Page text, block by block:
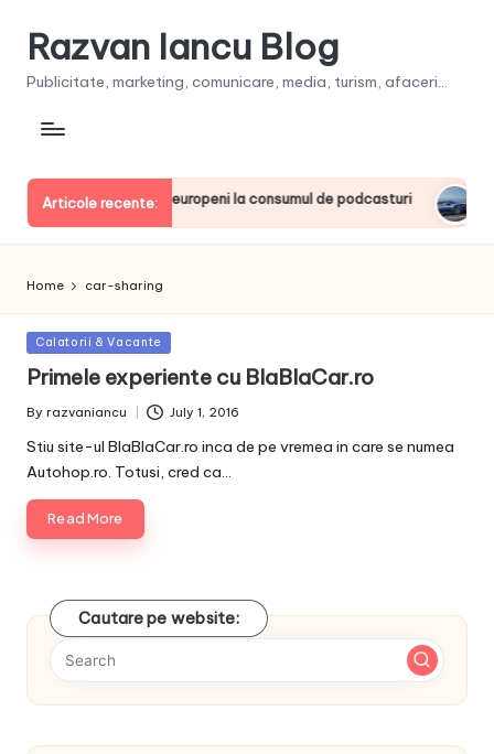
Razvan Iancu Blog
Publicitate, marketing, comunicare, media, turism, afaceri...
Articole recente:
printre liderii europeni la consumul de podcasturi
June
Home car-sharing
Posted
Calatorii & Vacante
Primele experiente cu BlaBlaCar.ro
Posted
By razvaniancu July 1, 2016
Stiu site-ul BlaBlaCar.ro inca de pe vremea in care se numea
Autohop.ro. Totusi, cred ca…
Read More
Cautare pe website: